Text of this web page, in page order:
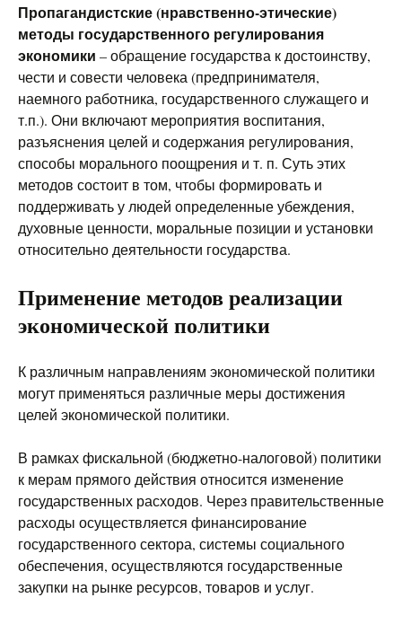
Пропагандистские (нравственно-этические)
методы государственного регулирования
экономики – обращение государства к достоинству,
чести и совести человека (предпринимателя,
наемного работника, государственного служащего и
т.п.). Они включают мероприятия воспитания,
разъяснения целей и содержания регулирования,
способы морального поощрения и т. п. Суть этих
методов состоит в том, чтобы формировать и
поддерживать у людей определенные убеждения,
духовные ценности, моральные позиции и установки
относительно деятельности государства.
Применение методов реализации
экономической политики
К различным направлениям экономической политики
могут применяться различные меры достижения
целей экономической политики.
В рамках фискальной (бюджетно-налоговой) политики
к мерам прямого действия относится изменение
государственных расходов. Через правительственные
расходы осуществляется финансирование
государственного сектора, системы социального
обеспечения, осуществляются государственные
закупки на рынке ресурсов, товаров и услуг.